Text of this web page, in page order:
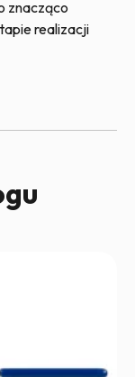
znacząco
realizacji